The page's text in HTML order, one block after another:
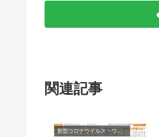
関連記事
新型コロナウイルス・ワクチン